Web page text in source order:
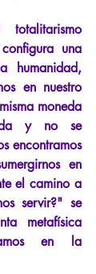
una
humanidad,
en nuestro
moneda
y no se
encontramos
en
el camino a
servir?" se
metafísica
en la